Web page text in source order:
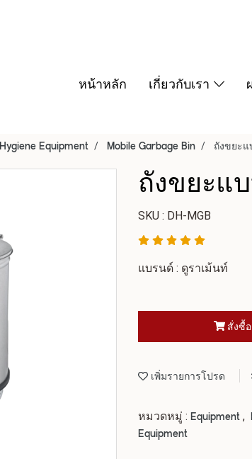
หน้าหลัก เกี่ยวกับเรา
Hygiene Equipment Mobile Garbage Bin ถังขยะ
ถังขยะแ
SKU : DH-MGB
แบรนด์ : ดูราเม้นท์
สั่งซื้
เพิ่มรายการโปรด
หมวดหมู่ : Equipment ,
Equipment